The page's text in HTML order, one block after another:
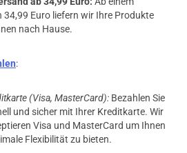
34,99 Euro liefern wir Ihre Produkte
nach Hause.
:
(Visa, MasterCard): Bezahlen Sie
und sicher mit Ihrer Kreditkarte. Wir
Visa und MasterCard um Ihnen
Flexibilität zu bieten.